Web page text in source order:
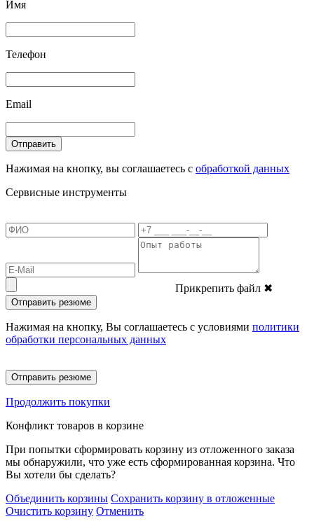
Имя
Телефон
Email
Отправить
Нажимая на кнопку, вы соглашаетесь с обработкой данных
Сервисные инструменты
Прикрепить файл ✖
Отправить резюме
Нажимая на кнопку, Вы соглашаетесь с условиями политики
обработки персональных данных
Отправить резюме
Продолжить покупки
Конфликт товаров в корзине
При попытки сформировать корзину из отложенного заказа
мы обнаружили, что уже есть сформированная корзина. Что
Вы хотели бы сделать?
Объединить корзины Сохранить корзину в отложенные
Очистить корзину Отменить